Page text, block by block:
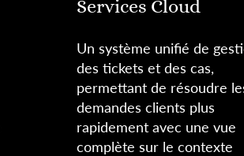
Services Cloud​
Un système unifié de
des tickets et des cas,
permettant de résoudre
demandes clients plus
rapidement avec une vue
complète sur le contexte